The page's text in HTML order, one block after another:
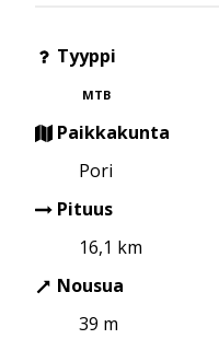
Tyyppi
MTB
Paikkakunta
Pori
Pituus
16,1 km
Nousua
39 m